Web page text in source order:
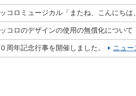
コロミュージカル「またね、こんにちは
コロのデザインの使用の無償化について
周年記念行事を開催しました。 ニュー